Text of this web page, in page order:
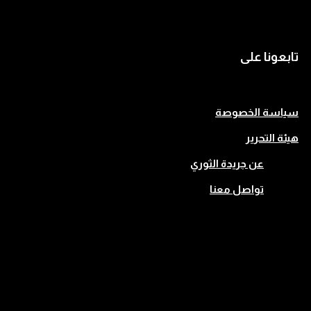
تابعونا على
سياسة الخصوصة
هيئة التحرير
عن جريدة الثوري
تواصل معنا